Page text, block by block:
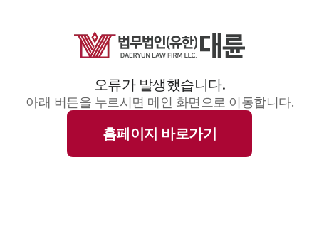
오류가 발생했습니다.
아래 버튼을 누르시면 메인 화면으로 이동합니다.
홈페이지 바로가기